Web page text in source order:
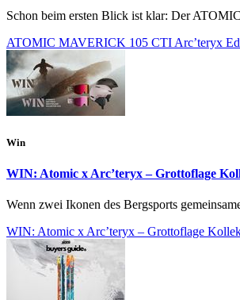
Schon beim ersten Blick ist klar: Der
ATOMIC MAVERICK 105 CTI Arc’teryx
Win
WIN: Atomic x Arc’teryx – Grottoflage
Wenn zwei Ikonen des Bergsports
WIN: Atomic x Arc’teryx – Grottoflage